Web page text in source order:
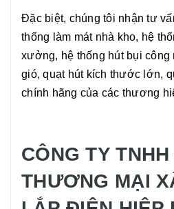
Đặc biệt, chúng tôi nhận tư
thống làm mát nhà kho, hệ
xưởng, hệ thống hút bụi công
gió, quạt hút kích thước lớn,
chính hãng của các thương
CÔNG TY
THƯƠNG MẠI